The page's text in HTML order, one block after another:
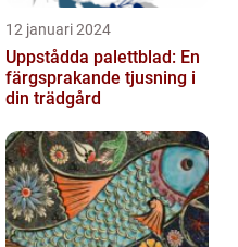
12 januari 2024
Uppstådda palettblad: En
färgsprakande tjusning i
din trädgård